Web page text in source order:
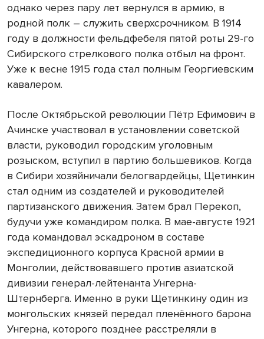
однако через пару лет вернулся в армию, в
родной полк – служить сверхсрочником. В 1914
году в должности фельдфебеля пятой роты 29-го
Сибирского стрелкового полка отбыл на фронт.
Уже к весне 1915 года стал полным Георгиевским
кавалером.
После Октябрьской революции Пётр Ефимович в
Ачинске участвовал в установлении советской
власти, руководил городским уголовным
розыском, вступил в партию большевиков. Когда
в Сибири хозяйничали белогвардейцы, Щетинкин
стал одним из создателей и руководителей
партизанского движения. Затем брал Перекоп,
будучи уже командиром полка. В мае-августе 1921
года командовал эскадроном в составе
экспедиционного корпуса Красной армии в
Монголии, действовавшего против азиатской
дивизии генерал-лейтенанта Унгерна-
Штернберга. Именно в руки Щетинкину один из
монгольских князей передал пленённого барона
Унгерна, которого позднее расстреляли в